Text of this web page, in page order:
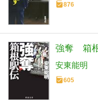
876
強奪 箱
安東能明
605